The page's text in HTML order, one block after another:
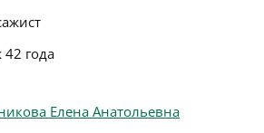
42 года
Елена Анатольевна